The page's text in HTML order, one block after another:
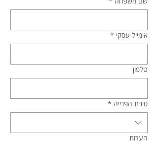
אימייל עסקי *
טלפון
סיבת הפנייה *
הערות